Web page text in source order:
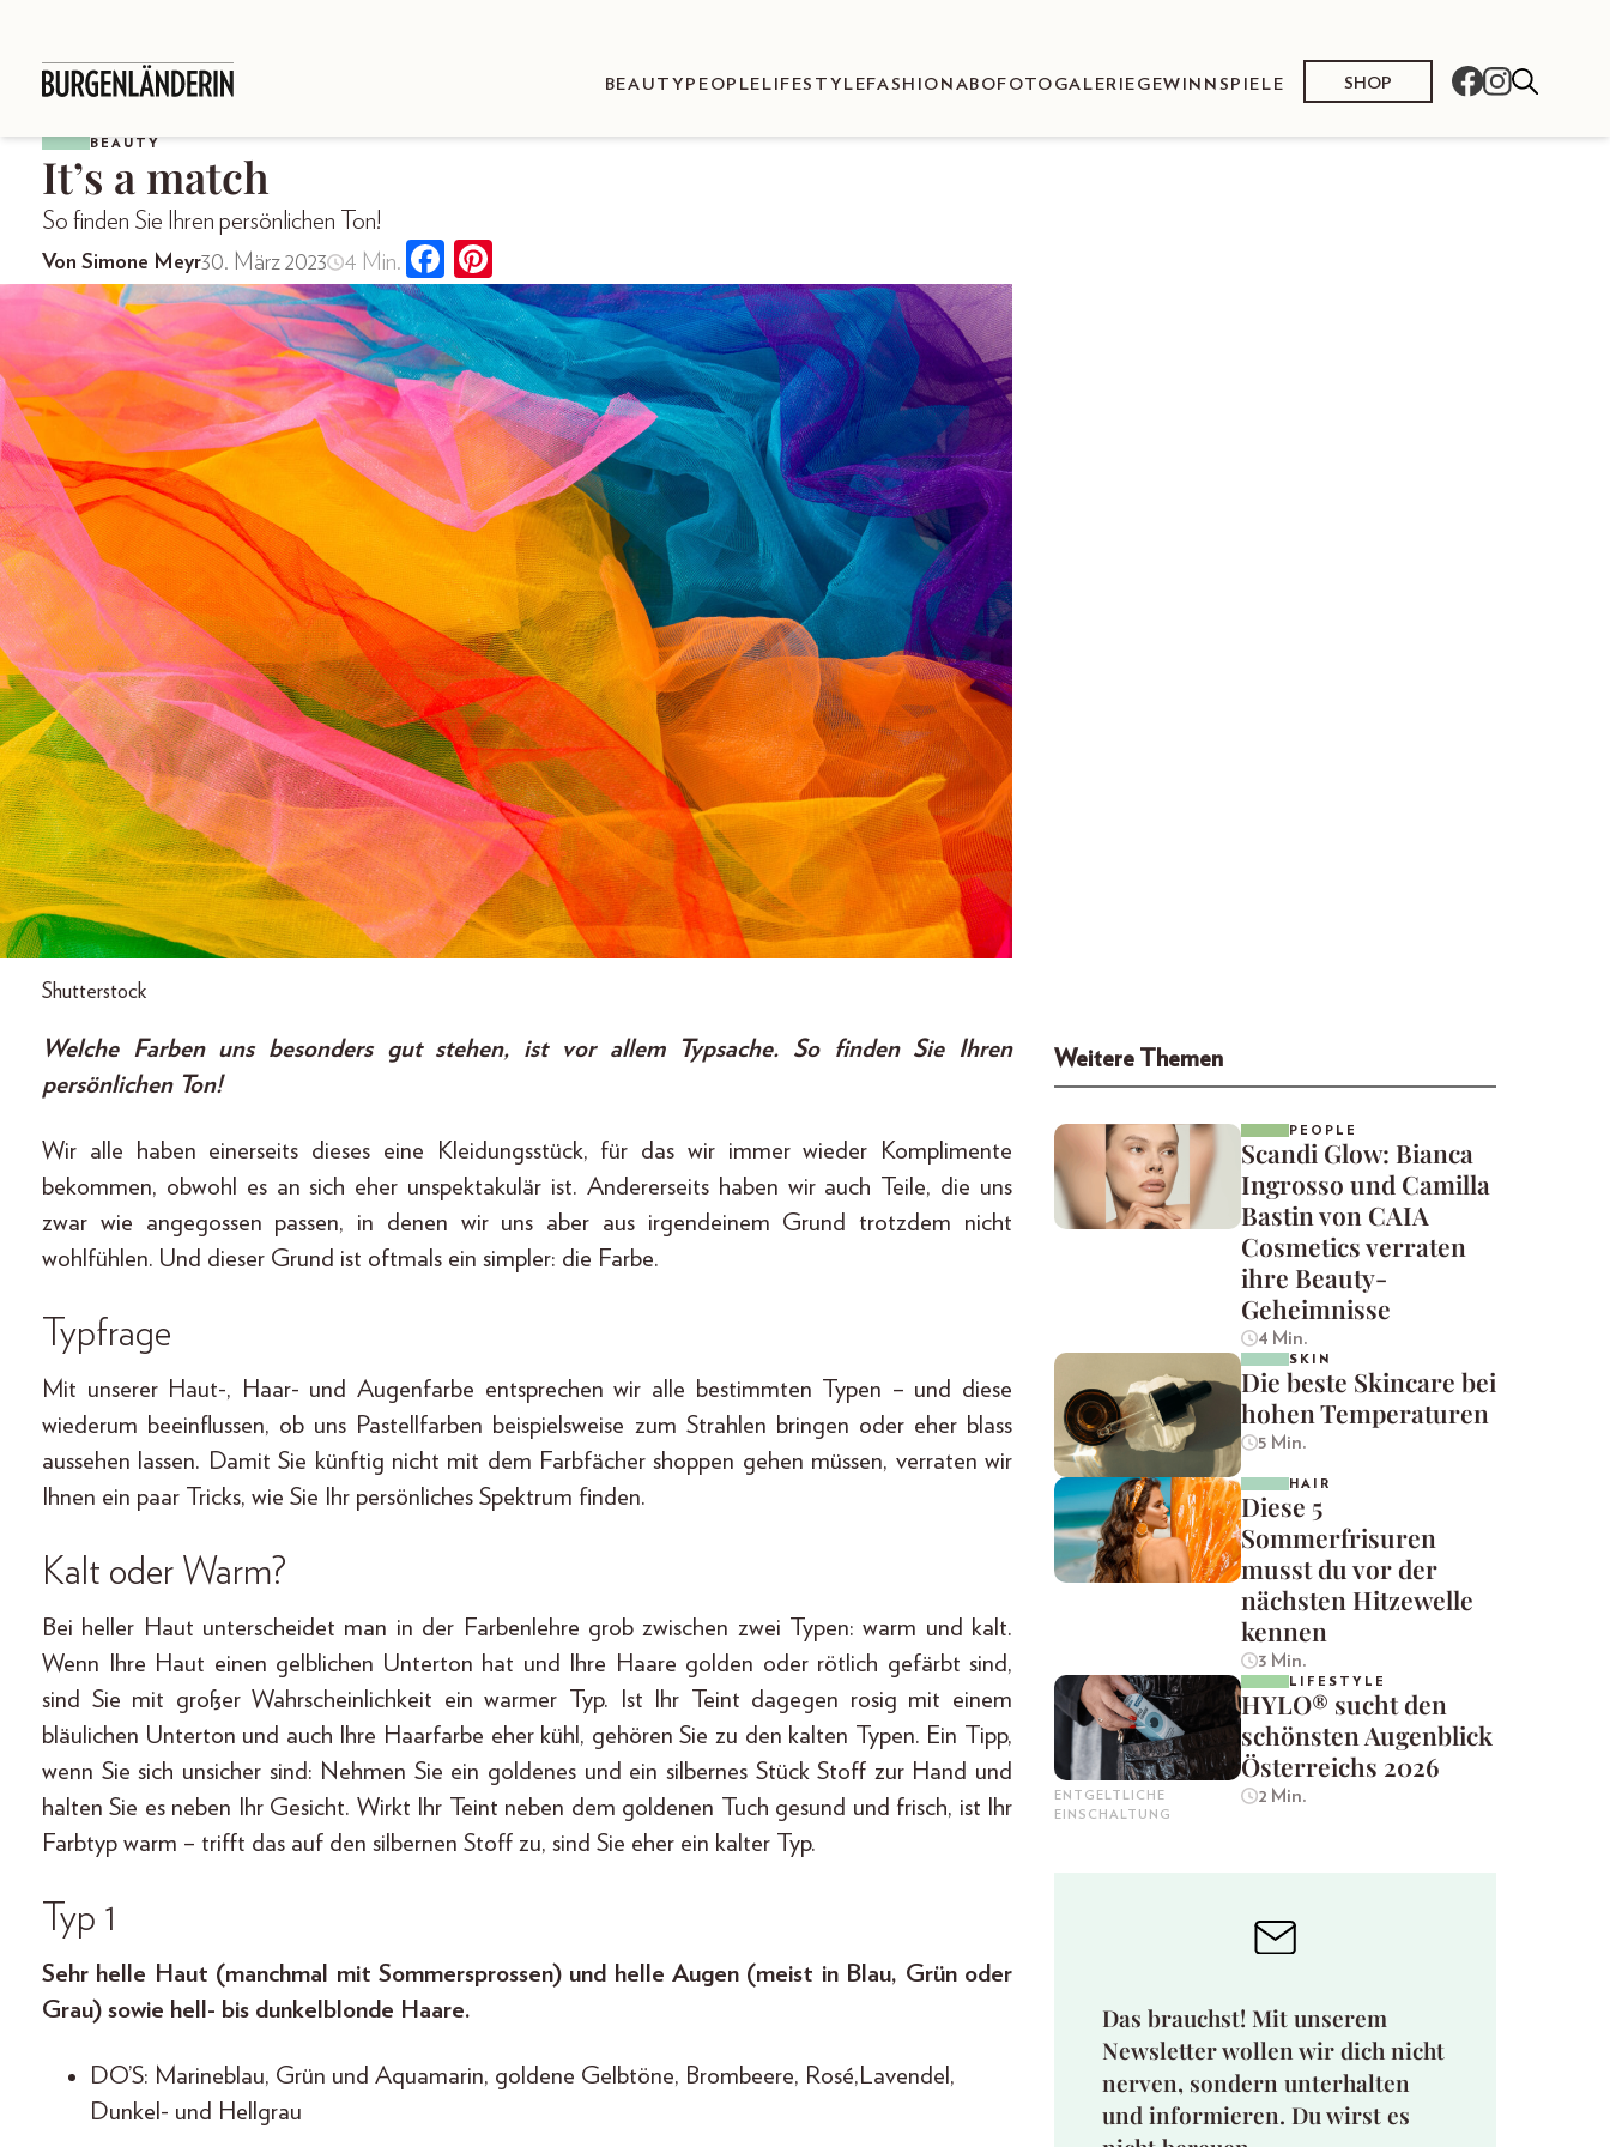
BEAUTY PEOPLE LIFESTYLEFASHION ABOFOTOGALERIE GEWINNSPIELE SHOP
BEAUTY
It’s a match
So finden Sie Ihren persönlichen Ton!
Von Simone Meyr30. März 2023 4 Min.
Shutterstock
Welche Farben uns besonders gut stehen, ist vor allem Typsache. So finden Sie Ihren
persönlichen Ton!
Wir alle haben einerseits dieses eine Kleidungsstück, für das wir immer wieder Komplimente
bekommen, obwohl es an sich eher unspektakulär ist. Andererseits haben wir auch Teile, die uns
zwar wie angegossen passen, in denen wir uns aber aus irgendeinem Grund trotzdem nicht
wohlfühlen. Und dieser Grund ist oftmals ein simpler: die Farbe.
Typfrage
Mit unserer Haut-, Haar- und Augenfarbe entsprechen wir alle bestimmten Typen – und diese
wiederum beeinflussen, ob uns Pastellfarben beispielsweise zum Strahlen bringen oder eher blass
aussehen lassen. Damit Sie künftig nicht mit dem Farbfächer shoppen gehen müssen, verraten wir
Ihnen ein paar Tricks, wie Sie Ihr persönliches Spektrum finden.
Kalt oder Warm?
Bei heller Haut unterscheidet man in der Farbenlehre grob zwischen zwei Typen: warm und kalt.
Wenn Ihre Haut einen gelblichen Unterton hat und Ihre Haare golden oder rötlich gefärbt sind,
sind Sie mit großer Wahrscheinlichkeit ein warmer Typ. Ist Ihr Teint dagegen rosig mit einem
bläulichen Unterton und auch Ihre Haarfarbe eher kühl, gehören Sie zu den kalten Typen. Ein Tipp,
wenn Sie sich unsicher sind: Nehmen Sie ein goldenes und ein silbernes Stück Stoff zur Hand und
halten Sie es neben Ihr Gesicht. Wirkt Ihr Teint neben dem goldenen Tuch gesund und frisch, ist Ihr
Farbtyp warm – trifft das auf den silbernen Stoff zu, sind Sie eher ein kalter Typ.
Typ 1
Sehr helle Haut (manchmal mit Sommersprossen) und helle Augen (meist in Blau, Grün oder
Grau) sowie hell- bis dunkelblonde Haare.
DO’S: Marineblau, Grün und Aquamarin, goldene Gelbtöne, Brombeere, Rosé,Lavendel,
Dunkel- und Hellgrau
Weitere Themen
PEOPLE
Scandi Glow: Bianca
Ingrosso und Camilla
Bastin von CAIA
Cosmetics verraten
ihre Beauty-
Geheimnisse
4 Min.
SKIN
Die beste Skincare bei
hohen Temperaturen
5 Min.
HAIR
Diese 5
Sommerfrisuren
musst du vor der
nächsten Hitzewelle
kennen
3 Min.
ENTGELTLICHE
EINSCHALTUNG
LIFESTYLE
HYLO® sucht den
schönsten Augenblick
Österreichs 2026
2 Min.
Das brauchst! Mit unserem
Newsletter wollen wir dich nicht
nerven, sondern unterhalten
und informieren. Du wirst es